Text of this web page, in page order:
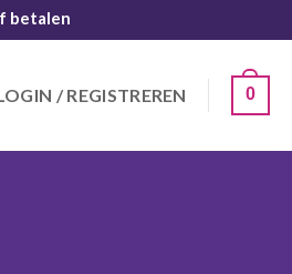
betalen
/ REGISTREREN 0